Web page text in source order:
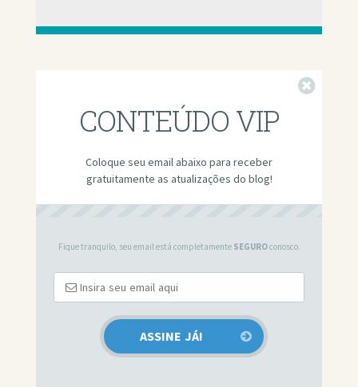
CONTEÚDO VIP
Coloque seu email abaixo para receber
gratuitamente as atualizações do blog!
Fique tranquilo, seu email está completamente SEGUROconosco.